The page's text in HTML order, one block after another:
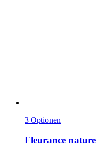
3 Optionen
Fleurance nature